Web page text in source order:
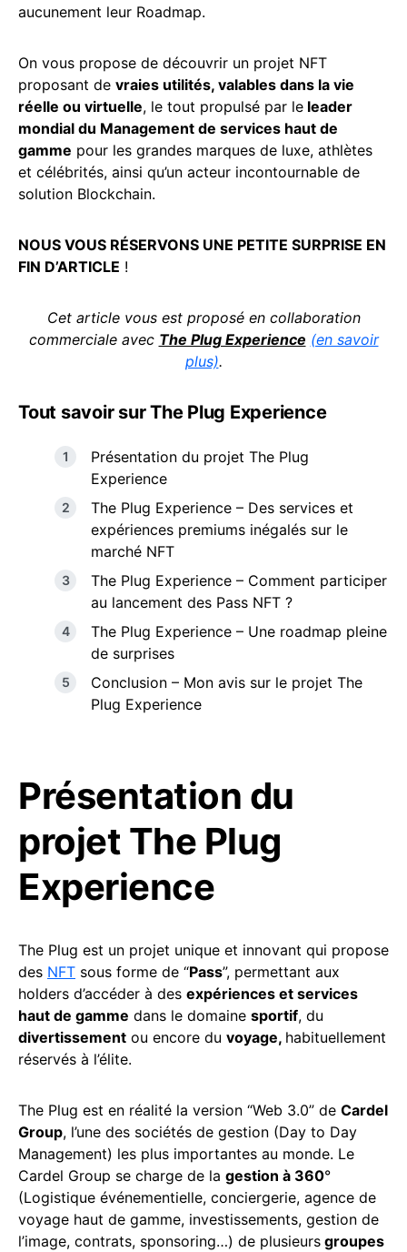
aucunement leur Roadmap.
On vous propose de découvrir un projet NFT
proposant de vraies utilités, valables dans la vie
réelle ou virtuelle, le tout propulsé par le leader
mondial du Management de services haut de
gamme pour les grandes marques de luxe, athlètes
et célébrités, ainsi qu’un acteur incontournable de
solution Blockchain.
NOUS VOUS RÉSERVONS UNE PETITE SURPRISE EN
FIN D’ARTICLE !
Cet article vous est proposé en collaboration
commerciale avec The Plug Experience (en savoir
plus).
Tout savoir sur The Plug Experience
Présentation du projet The Plug
Experience
The Plug Experience – Des services et
expériences premiums inégalés sur le
marché NFT
The Plug Experience – Comment participer
au lancement des Pass NFT ?
The Plug Experience – Une roadmap pleine
de surprises
Conclusion – Mon avis sur le projet The
Plug Experience
Présentation du
projet The Plug
Experience
The Plug est un projet unique et innovant qui propose
des NFT sous forme de “Pass”, permettant aux
holders d’accéder à des expériences et services
haut de gamme dans le domaine sportif, du
divertissement ou encore du voyage, habituellement
réservés à l’élite.
The Plug est en réalité la version “Web 3.0” de Cardel
Group, l’une des sociétés de gestion (Day to Day
Management) les plus importantes au monde. Le
Cardel Group se charge de la gestion à 360°
(Logistique événementielle, conciergerie, agence de
voyage haut de gamme, investissements, gestion de
l’image, contrats, sponsoring…) de plusieurs groupes